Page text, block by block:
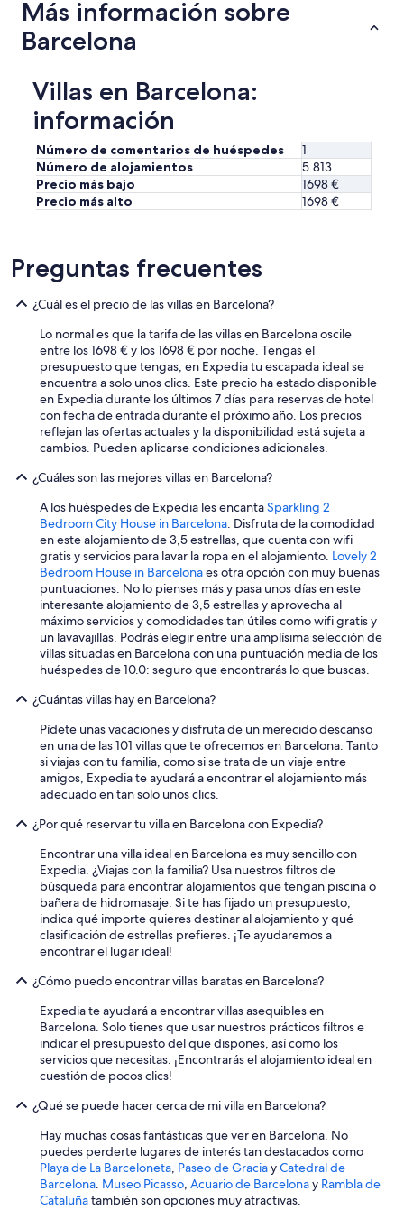
Más información sobre
Barcelona
Villas en Barcelona:
información
Número de comentarios de huéspedes
1
Número de alojamientos
5.813
Precio más bajo
1698 €
Precio más alto
1698 €
Preguntas frecuentes
¿Cuál es el precio de las villas en Barcelona?
Lo normal es que la tarifa de las villas en Barcelona oscile
entre los 1698 € y los 1698 € por noche. Tengas el
presupuesto que tengas, en Expedia tu escapada ideal se
encuentra a solo unos clics. Este precio ha estado disponible
en Expedia durante los últimos 7 días para reservas de hotel
con fecha de entrada durante el próximo año. Los precios
reflejan las ofertas actuales y la disponibilidad está sujeta a
cambios. Pueden aplicarse condiciones adicionales.
¿Cuáles son las mejores villas en Barcelona?
A los huéspedes de Expedia les encantaSparkling 2
Bedroom City House in Barcelona. Disfruta de la comodidad
en este alojamiento de 3,5 estrellas, que cuenta con wifi
gratis y servicios para lavar la ropa en el alojamiento. Lovely 2
Bedroom House in Barcelonaes otra opción con muy buenas
puntuaciones. No lo pienses más y pasa unos días en este
interesante alojamiento de 3,5 estrellas y aprovecha al
máximo servicios y comodidades tan útiles como wifi gratis y
un lavavajillas. Podrás elegir entre una amplísima selección de
villas situadas en Barcelona con una puntuación media de los
huéspedes de 10.0: seguro que encontrarás lo que buscas.
¿Cuántas villas hay en Barcelona?
Pídete unas vacaciones y disfruta de un merecido descanso
en una de las 101 villas que te ofrecemos en Barcelona. Tanto
si viajas con tu familia, como si se trata de un viaje entre
amigos, Expedia te ayudará a encontrar el alojamiento más
adecuado en tan solo unos clics.
¿Por qué reservar tu villa en Barcelona con Expedia?
Encontrar una villa ideal en Barcelona es muy sencillo con
Expedia. ¿Viajas con la familia? Usa nuestros filtros de
búsqueda para encontrar alojamientos que tengan piscina o
bañera de hidromasaje. Si te has fijado un presupuesto,
indica qué importe quieres destinar al alojamiento y qué
clasificación de estrellas prefieres. ¡Te ayudaremos a
encontrar el lugar ideal!
¿Cómo puedo encontrar villas baratas en Barcelona?
Expedia te ayudará a encontrar villas asequibles en
Barcelona. Solo tienes que usar nuestros prácticos filtros e
indicar el presupuesto del que dispones, así como los
servicios que necesitas. ¡Encontrarás el alojamiento ideal en
cuestión de pocos clics!
¿Qué se puede hacer cerca de mi villa en Barcelona?
Hay muchas cosas fantásticas que ver en Barcelona. No
puedes perderte lugares de interés tan destacados como
Playa de La Barceloneta, Paseo de GraciayCatedral de
Barcelona. Museo Picasso, Acuario de Barcelonay Rambla de
Cataluñatambién son opciones muy atractivas.